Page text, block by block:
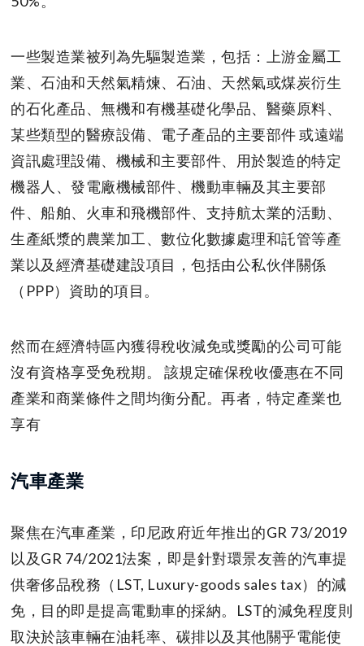
一些製造業被列為先驅製造業，包括：上游金屬工
業、石油和天然氣精煉、石油、天然氣或煤炭衍生
的石化產品、無機和有機基礎化學品、醫藥原料、
某些類型的醫療設備、電子產品的主要部件 或遠端
資訊處理設備、機械和主要部件、用於製造的特定
機器人、發電廠機械部件、機動車輛及其主要部
件、船舶、火車和飛機部件、支持航太業的活動、
生產紙漿的農業加工、數位化數據處理和託管等產
業以及經濟基礎建設項目，包括由公私伙伴關係
（PPP）資助的項目。
然而在經濟特區內獲得稅收減免或獎勵的公司可能
沒有資格享受免稅期。 該規定確保稅收優惠在不同
產業和商業條件之間均衡分配。再者，特定產業也
享有
汽車產業
聚焦在汽車產業，印尼政府近年推出的GR 73/2019
以及GR 74/2021法案，即是針對環景友善的汽車提
供奢侈品稅務（LST, Luxury-goods sales tax）的減
免，目的即是提高電動車的採納。LST的減免程度則
取決於該車輛在油耗率、碳排以及其他關乎電能使